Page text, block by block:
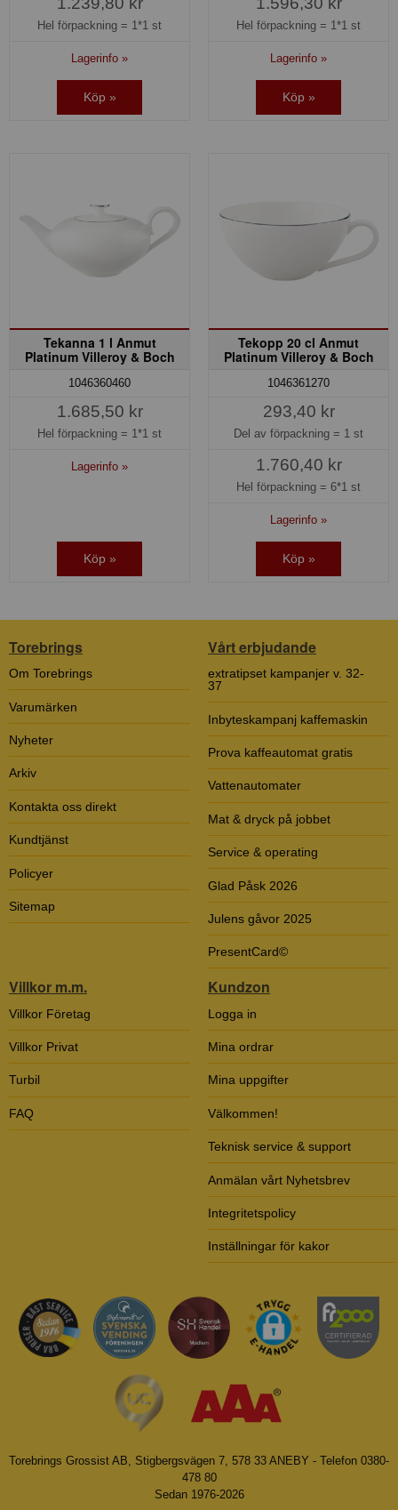
Hel förpackning = 1*1 st
Lagerinfo »
Köp »
Hel förpackning = 1*1 st
Lagerinfo »
Köp »
Tekanna 1 l Anmut
Platinum Villeroy & Boch
1046360460
1.685,50 kr
Hel förpackning = 1*1 st
Lagerinfo »
Köp »
Tekopp 20 cl Anmut
Platinum Villeroy & Boch
1046361270
293,40 kr
Del av förpackning = 1 st
1.760,40 kr
Hel förpackning = 6*1 st
Lagerinfo »
Köp »
Torebrings
Om Torebrings
Varumärken
Nyheter
Arkiv
Kontakta oss direkt
Kundtjänst
Policyer
Sitemap
Vårt erbjudande
extratipset kampanjer v. 32-
37
Inbyteskampanj kaffemaskin
Prova kaffeautomat gratis
Vattenautomater
Mat & dryck på jobbet
Service & operating
Glad Påsk 2026
Julens gåvor 2025
PresentCard©
Villkor m.m.
Villkor Företag
Villkor Privat
Turbil
FAQ
Kundzon
Logga in
Mina ordrar
Mina uppgifter
Välkommen!
Teknisk service & support
Anmälan vårt Nyhetsbrev
Integritetspolicy
Inställningar för kakor
Torebrings Grossist AB, Stigbergsvägen 7, 578 33 ANEBY - Telefon 0380-
478 80
Sedan 1976-2026